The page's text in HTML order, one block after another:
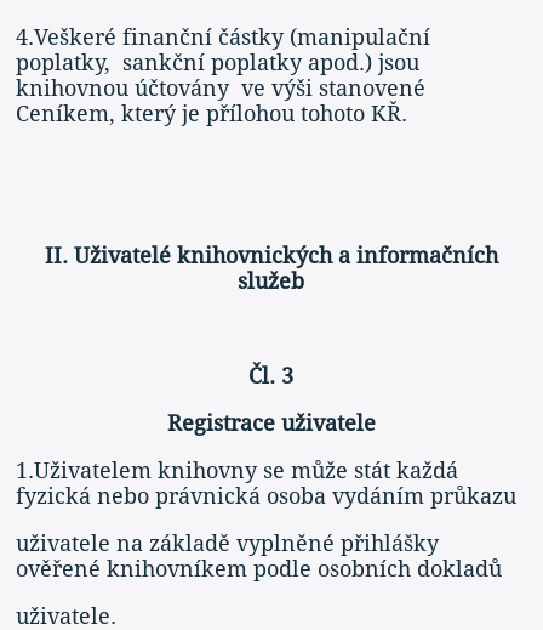
4.Veškeré finanční částky (manipulační
poplatky, sankční poplatky apod.) jsou
knihovnou účtovány ve výši stanovené
Ceníkem, který je přílohou tohoto KŘ.
II. Uživatelé knihovnických a informačních
služeb
Čl. 3
Registrace uživatele
1.Uživatelem knihovny se může stát každá
fyzická nebo právnická osoba vydáním průkazu
uživatele na základě vyplněné přihlášky
ověřené knihovníkem podle osobních dokladů
uživatele.